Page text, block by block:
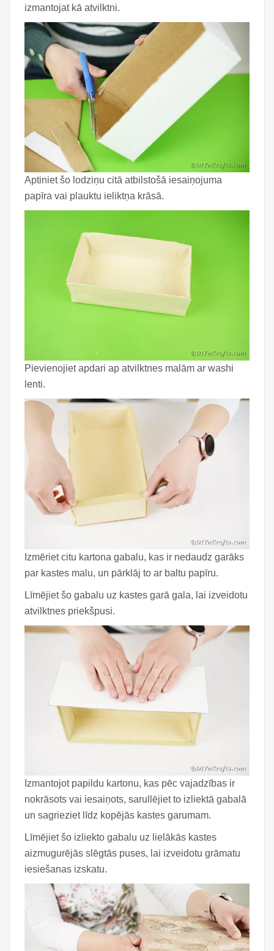
izmantojat kā atvilktni.
Aptiniet šo lodziņu citā atbilstošā iesaiņojuma
papīra vai plauktu ieliktņa krāsā.
Pievienojiet apdari ap atvilktnes malām ar washi
lenti.
Izmēriet citu kartona gabalu, kas ir nedaudz garāks
par kastes malu, un pārklāj to ar baltu papīru.
Līmējiet šo gabalu uz kastes garā gala, lai izveidotu
atvilktnes priekšpusi.
Izmantojot papildu kartonu, kas pēc vajadzības ir
nokrāsots vai iesaiņots, sarullējiet to izliektā gabalā
un sagrieziet līdz kopējās kastes garumam.
Līmējiet šo izliekto gabalu uz lielākās kastes
aizmugurējās slēgtās puses, lai izveidotu grāmatu
iesiešanas izskatu.